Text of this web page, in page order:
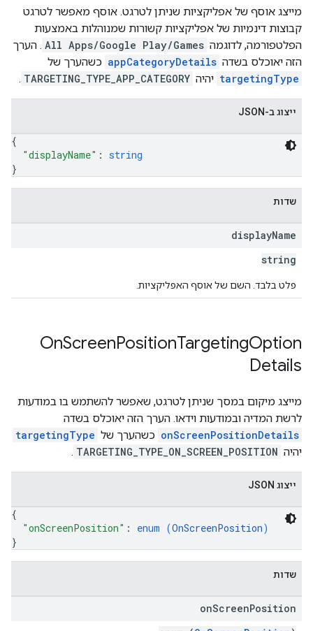
מייצג אוסף של אפליקציות שניתן לטרגט. אוסף מאפשר לטרגט
קבוצות דינמיות של אפליקציות קשורות שמנוהלות באמצעות
הפלטפורמה, לדוגמה All Apps/Google Play/Games . הערך
הזה יאוכלס בשדה appCategoryDetails כשהערך של
targetingType יהיה TARGETING_TYPE_APP_CATEGORY
.
ייצוג ב-JSON
{
"displayName" : string
}
שדות
displayName
string
פלט בלבד. השם של אוסף האפליקציות.
OnScreenPositionTargetingOption
Details
מייצג מיקום במסך שניתן לטרגט, שאפשר להשתמש בו במודעות
לרשת המדיה ובמודעות וידאו. הערך הזה יאוכלס בשדה
onScreenPositionDetails כשהערך של targetingType
יהיה TARGETING_TYPE_ON_SCREEN_POSITION
.
ייצוג JSON
{
"onScreenPosition" : enum (OnScreenPosition)
}
שדות
onScreenPosition